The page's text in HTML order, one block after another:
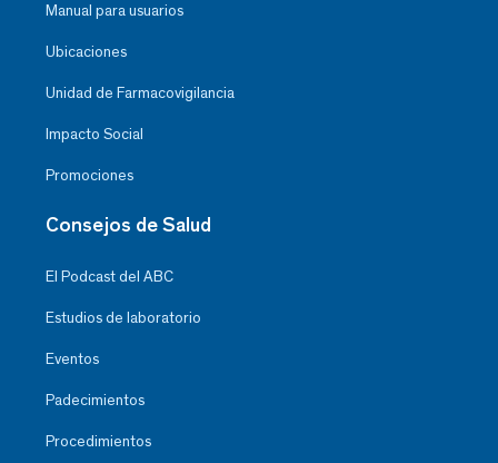
Manual para usuarios
Ubicaciones
Unidad de Farmacovigilancia
Impacto Social
Promociones
Consejos de Salud
El Podcast del ABC
Estudios de laboratorio
Eventos
Padecimientos
Procedimientos